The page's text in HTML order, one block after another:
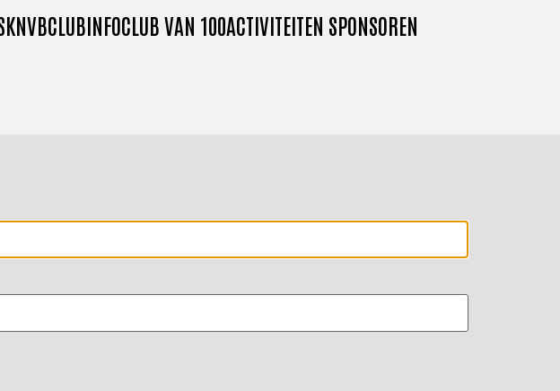
KNVBCLUBINFOCLUB VAN 100ACTIVITEITEN SPONSOREN